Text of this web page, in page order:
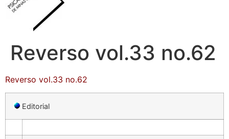
Reverso vol.33 no.62
Reverso vol.33 no.62
Editorial